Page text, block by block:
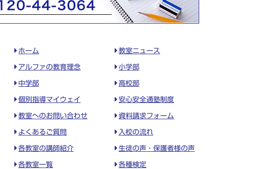
ホーム 教室ニュース
アルファの教育理念 小学部
中学部 高校部
個別指導マイウェイ 安心安全通塾制度
教室へのお問い合わせ 資料請求フォーム
よくあるご質問 入校の流れ
各教室の講師紹介 生徒の声・保護者様の声
各教室一覧 各種検定